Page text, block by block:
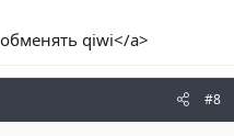
qiwi</a>
#8